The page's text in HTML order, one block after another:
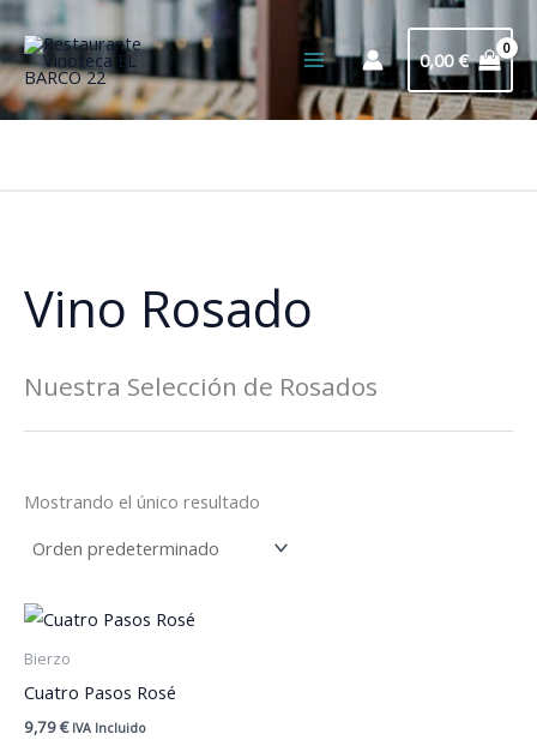
al
contenido
0,00€
Vino Rosado
Nuestra Selección de Rosados
Mostrando el único resultado
Bierzo
Cuatro Pasos Rosé
9,79€ IVA Incluido